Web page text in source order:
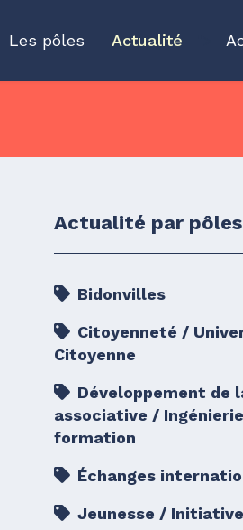
Les pôles Actualité
Actualité par pôles
Bidonvilles
Citoyenneté /
Citoyenne
Développement de
associative /
formation
Échanges
Jeunesse /